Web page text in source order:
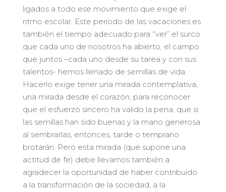
ligados a todo ese movimiento que exige el
ritmo escolar. Este período de las vacaciones es
también el tiempo adecuado para “ver” el surco
que cada uno de nosotros ha abierto, el campo
que juntos –cada uno desde su tarea y con sus
talentos- hemos llenado de semillas de vida.
Hacerlo exige tener una mirada contemplativa,
una mirada desde el corazón, para reconocer
que el esfuerzo sincero ha valido la pena, que si
las semillas han sido buenas y la mano generosa
al sembrarlas, entonces, tarde o temprano
brotarán. Pero esta mirada (que supone una
actitud de fe) debe llevarnos también a
agradecer la oportunidad de haber contribuido
a la transformación de la sociedad, a la